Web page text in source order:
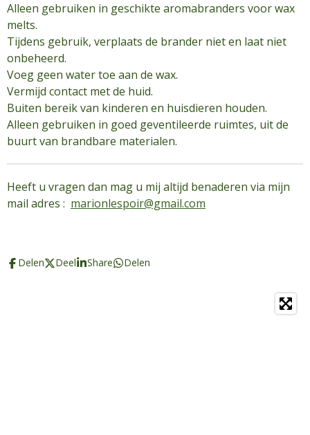
Alleen gebruiken in geschikte aromabranders voor wax
melts.
Tijdens gebruik, verplaats de brander niet en laat niet
onbeheerd.
Voeg geen water toe aan de wax.
Vermijd contact met de huid.
Buiten bereik van kinderen en huisdieren houden.
Alleen gebruiken in goed geventileerde ruimtes, uit de
buurt van brandbare materialen.
Heeft u vragen dan mag u mij altijd benaderen via mijn
mail adres : marionlespoir@gmail.com
Delen Deel Share Delen